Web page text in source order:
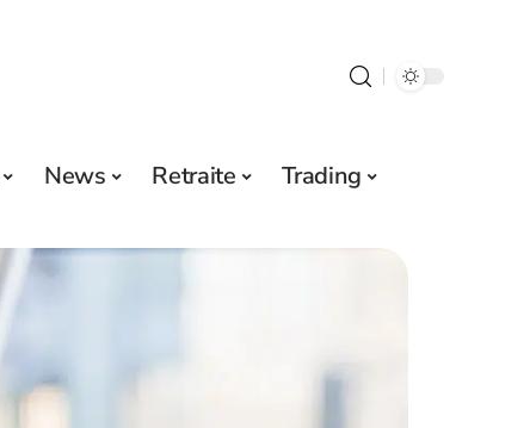
News Retraite Trading